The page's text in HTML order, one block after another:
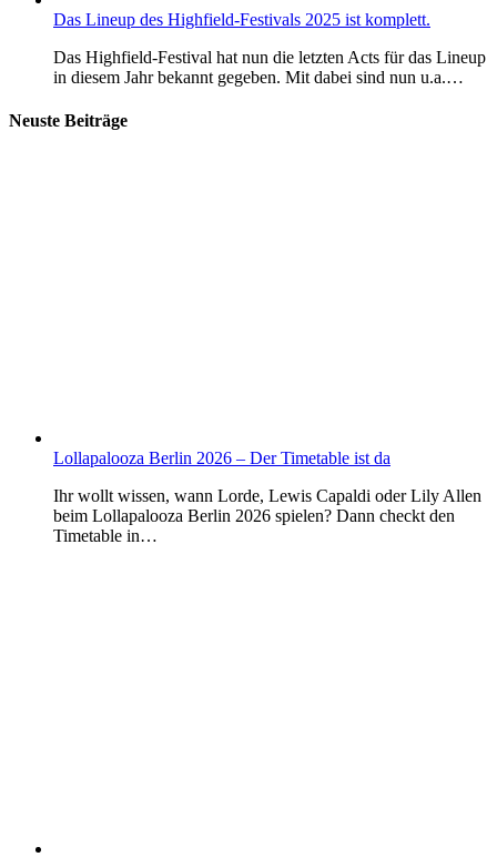
Das Lineup des Highfield-Festivals 2025 ist komplett.
Das Highfield-Festival hat nun die letzten Acts für das Lineup
in diesem Jahr bekannt gegeben. Mit dabei sind nun u.a.…
Neuste Beiträge
Lollapalooza Berlin 2026 – Der Timetable ist da
Ihr wollt wissen, wann Lorde, Lewis Capaldi oder Lily Allen
beim Lollapalooza Berlin 2026 spielen? Dann checkt den
Timetable in…